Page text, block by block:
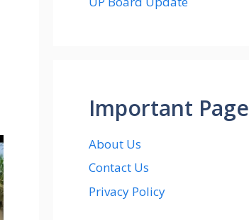
Important Page
About Us
Contact Us
Privacy Policy